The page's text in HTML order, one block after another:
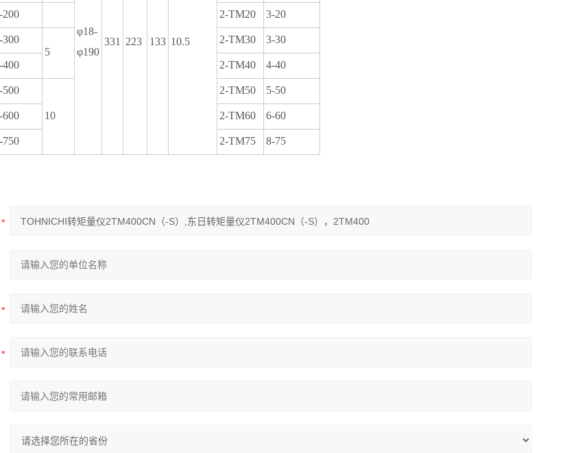
φ18-
φ190
331 223 133 10.5
200 2-TM20 3-20
300
5
2-TM30 3-30
400 2-TM40 4-40
500
10
2-TM50 5-50
600 2-TM60 6-60
750 2-TM75 8-75